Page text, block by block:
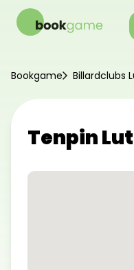
Bookgame Billardclubs
Tenpin